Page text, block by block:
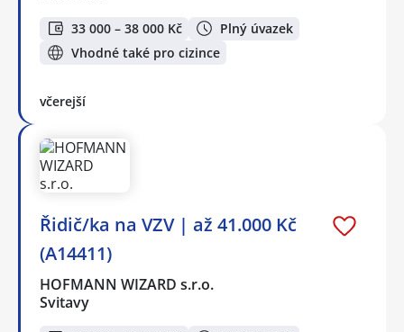
33 000 – 38 000 Kč
Plný úvazek
Vhodné také pro cizince
včerejší
Řidič/ka na VZV | až 41.000 Kč
(A14411)
HOFMANN WIZARD s.r.o.
Svitavy